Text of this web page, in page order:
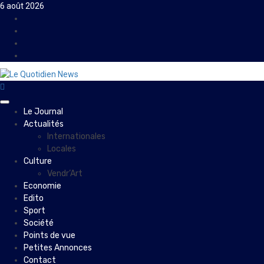
Skip
content
6 août 2026
PrimaryLe Journal
Actualités
Internationales
Locales
Culture
Vendr’Art
Economie
Edito
Sport
Société
Points de vue
Petites Annonces
Contact